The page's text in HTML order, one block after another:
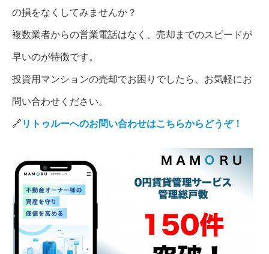
の損をなくしてみませんか？
複数業者からの営業電話はなく、売却までのスピードが
早いのが特徴です。
投資用マンションの売却でお困りでしたら、お気軽にお
問い合わせください。
🔗 リトゥルーへのお問い合わせはこちらから どうぞ！